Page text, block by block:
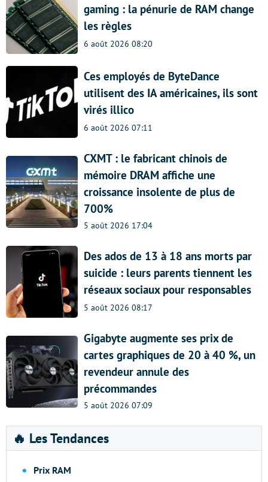
gaming : la pénurie de RAM change
les règles
6 août 2026 08:20
Ces employés de ByteDance
utilisent des IA américaines, ils sont
virés illico
6 août 2026 07:11
CXMT : le fabricant chinois de
mémoire DRAM affiche une
croissance insolente de plus de
700%
5 août 2026 17:04
Des ados de 13 à 18 ans morts par
suicide : leurs parents tiennent les
réseaux sociaux pour responsables
5 août 2026 08:17
Gigabyte augmente ses prix de
cartes graphiques de 20 à 40 %, un
revendeur annule des
précommandes
5 août 2026 07:09
🔥 Les Tendances
Prix RAM